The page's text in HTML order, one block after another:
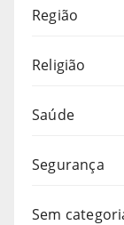
Região
Religião
Saúde
Segurança
Sem